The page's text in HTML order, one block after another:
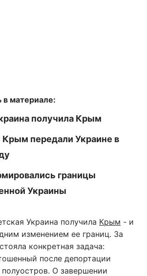
материале:
получила Крым
передали Украине в
границы
Украины
Украина получила Крым - и
изменением ее границ. За
конкретная задача:
после депортации
О завершении